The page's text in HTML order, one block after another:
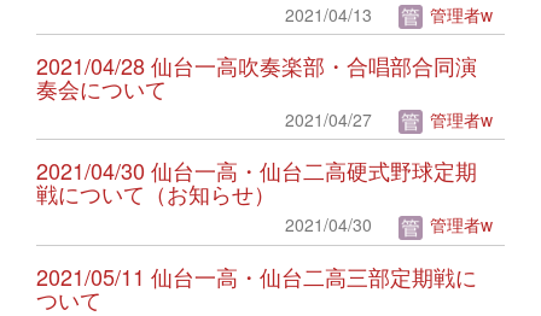
2021/04/13 管理者w
2021/04/28 仙台一高吹奏楽部・合唱部合同演
奏会について
2021/04/27 管理者w
2021/04/30 仙台一高・仙台二高硬式野球定期
戦について（お知らせ）
2021/04/30 管理者w
2021/05/11 仙台一高・仙台二高三部定期戦に
ついて